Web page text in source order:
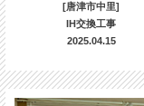
[唐津市中里]
IH交換工事
2025.04.15